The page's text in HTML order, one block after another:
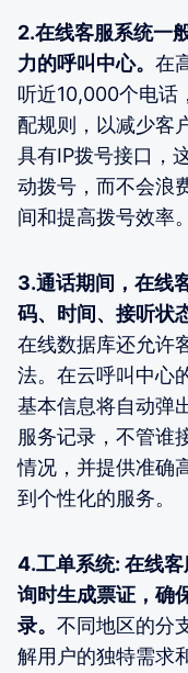
2.在线客服系统一
力的呼叫中心。 在
听近10,000个电话
配规则，以减少客
具有IP拨号接口，
动拨号，而不会浪
间和提高拨号效率。
3.通话期间，在线
码、时间、接听状
在线数据库还允许
法。在云呼叫中心
基本信息将自动弹
服务记录，不管谁
情况，并提供准确
到个性化的服务。
4.工单系统: 在线
询时生成票证，确
录。 不同地区的分
解用户的独特需求